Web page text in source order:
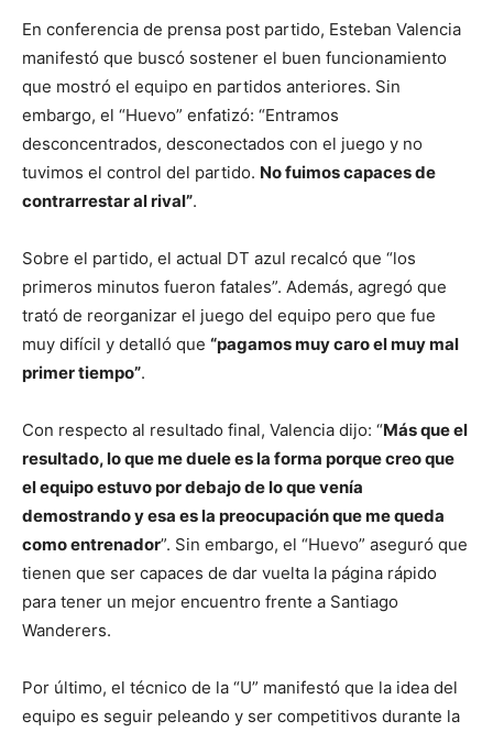
En conferencia de prensa post partido, Esteban Valencia
manifestó que buscó sostener el buen funcionamiento
que mostró el equipo en partidos anteriores. Sin
embargo, el “Huevo” enfatizó: “Entramos
desconcentrados, desconectados con el juego y no
tuvimos el control del partido. No fuimos capaces de
contrarrestar al rival”.
Sobre el partido, el actual DT azul recalcó que “los
primeros minutos fueron fatales”. Además, agregó que
trató de reorganizar el juego del equipo pero que fue
muy difícil y detalló que “pagamos muy caro el muy mal
primer tiempo”.
Con respecto al resultado final, Valencia dijo: “Más que el
resultado, lo que me duele es la forma porque creo que
el equipo estuvo por debajo de lo que venía
demostrando y esa es la preocupación que me queda
como entrenador”. Sin embargo, el “Huevo” aseguró que
tienen que ser capaces de dar vuelta la página rápido
para tener un mejor encuentro frente a Santiago
Wanderers.
Por último, el técnico de la “U” manifestó que la idea del
equipo es seguir peleando y ser competitivos durante la